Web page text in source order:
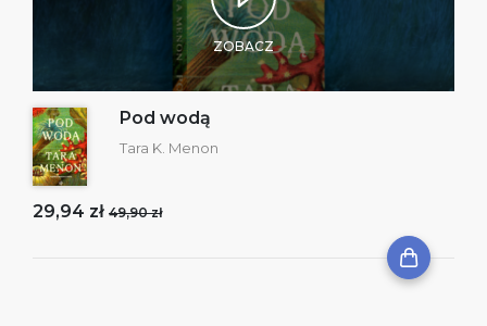
ZOBACZ
Pod wodą
Tara K. Menon
29,94 zł 49,90 zł